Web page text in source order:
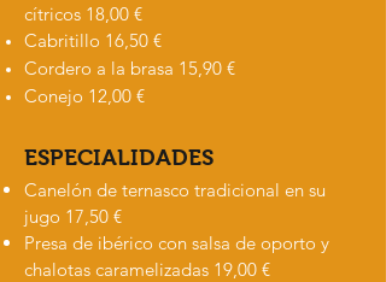
cítricos 18,00 €
Cabritillo 16,50 €
Cordero a la brasa 15,90 €
Conejo 12,00 €
ESPECIALIDADES
Canelón de ternasco tradicional en su
jugo 17,50 €
Presa de ibérico con salsa de oporto y
chalotas caramelizadas 19,00 €